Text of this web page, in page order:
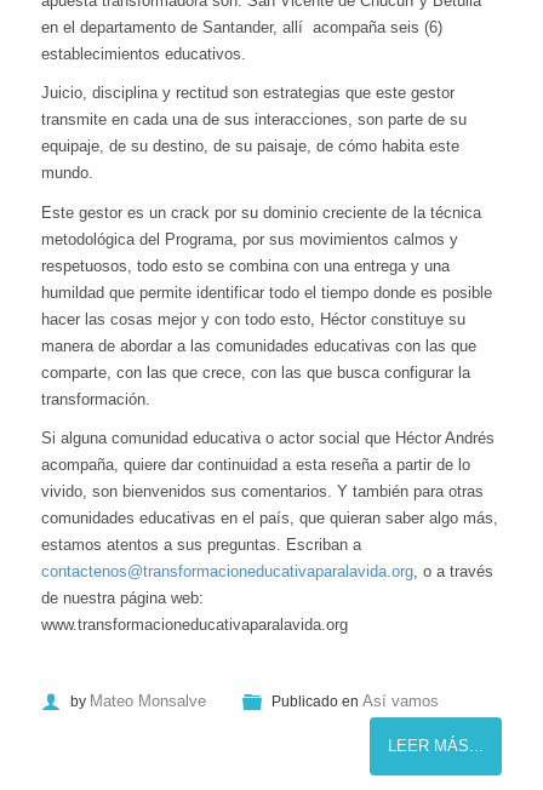
en el departamento de Santander, allí acompaña seis (6)
establecimientos educativos.
Juicio, disciplina y rectitud son estrategias que este gestor
transmite en cada una de sus interacciones, son parte de su
equipaje, de su destino, de su paisaje, de cómo habita este
mundo.
Este gestor es un crack por su dominio creciente de la técnica
metodológica del Programa, por sus movimientos calmos y
respetuosos, todo esto se combina con una entrega y una
humildad que permite identificar todo el tiempo donde es posible
hacer las cosas mejor y con todo esto, Héctor constituye su
manera de abordar a las comunidades educativas con las que
comparte, con las que crece, con las que busca configurar la
transformación.
Si alguna comunidad educativa o actor social que Héctor Andrés
acompaña, quiere dar continuidad a esta reseña a partir de lo
vivido, son bienvenidos sus comentarios. Y también para otras
comunidades educativas en el país, que quieran saber algo más,
estamos atentos a sus preguntas. Escriban a
contactenos@transformacioneducativaparalavida.org, o a través
de nuestra página web:
www.transformacioneducativaparalavida.org
by Mateo Monsalve Publicado en Así vamos
LEER MÁS...